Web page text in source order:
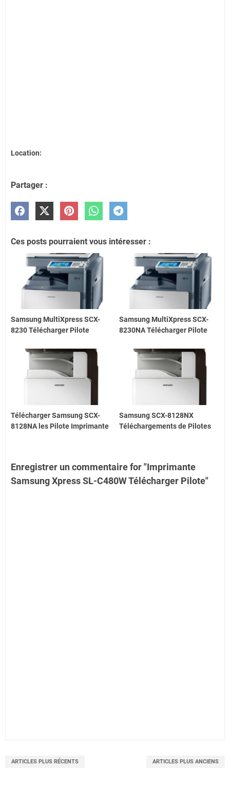
Location:
Partager :
Ces posts pourraient vous intéresser :
Samsung MultiXpress SCX-
8230 Télécharger Pilote
Samsung MultiXpress SCX-
8230NA Télécharger Pilote
Télécharger Samsung SCX-
8128NA les Pilote Imprimante
Samsung SCX-8128NX
Téléchargements de Pilotes
Enregistrer un commentaire for "Imprimante
Samsung Xpress SL-C480W Télécharger Pilote"
ARTICLES PLUS RÉCENTS ARTICLES PLUS ANCIENS